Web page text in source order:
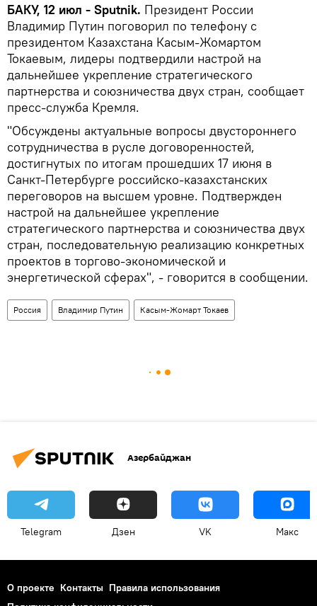
БАКУ, 12 июл - Sputnik. Президент России
Владимир Путин поговорил по телефону с
президентом Казахстана Касым-Жомартом
Токаевым, лидеры подтвердили настрой на
дальнейшее укрепление стратегического
партнерства и союзничества двух стран, сообщает
пресс-служба Кремля.
"Обсуждены актуальные вопросы двустороннего
сотрудничества в русле договоренностей,
достигнутых по итогам прошедших 17 июня в
Санкт-Петербурге российско-казахстанских
переговоров на высшем уровне. Подтвержден
настрой на дальнейшее укрепление
стратегического партнерства и союзничества двух
стран, последовательную реализацию конкретных
проектов в торгово-экономической и
энергетической сферах", - говорится в сообщении.
Россия Владимир Путин Касым-Жомарт Токаев
Азербайджан
Telegram Дзен VK Макс
О проекте Контакты Правила использования